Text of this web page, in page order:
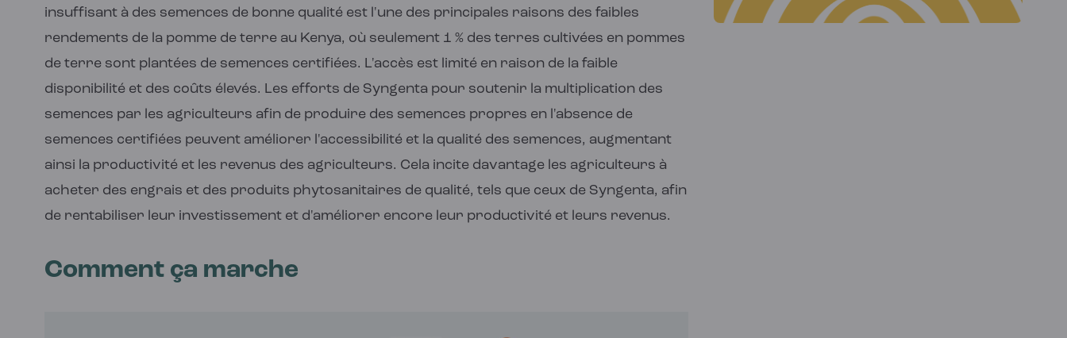
insuffisant à des semences de bonne qualité est l'une des principales raisons des faibles
rendements de la pomme de terre au Kenya, où seulement 1 % des terres cultivées en pommes
de terre sont plantées de semences certifiées. L'accès est limité en raison de la faible
disponibilité et des coûts élevés. Les efforts de Syngenta pour soutenir la multiplication des
semences par les agriculteurs afin de produire des semences propres en l'absence de
semences certifiées peuvent améliorer l'accessibilité et la qualité des semences, augmentant
ainsi la productivité et les revenus des agriculteurs. Cela incite davantage les agriculteurs à
acheter des engrais et des produits phytosanitaires de qualité, tels que ceux de Syngenta, afin
de rentabiliser leur investissement et d'améliorer encore leur productivité et leurs revenus.
Comment ça marche